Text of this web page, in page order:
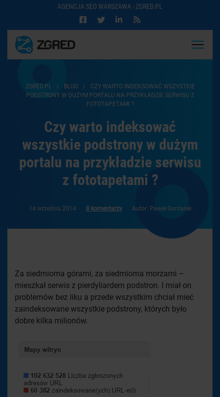
AGENCJA SEO WARSZAWA - ZGRED.PL
ZGRED.PL / BLOG /
CZY WARTO INDEKSOWAĆ WSZYSTKIE
PODSTRONY W DUŻYM PORTALU NA PRZYKŁADZIE SERWISU Z
FOTOTAPETAMI ?
Czy warto indeksować
wszystkie podstrony w dużym
portalu na przykładzie serwisu
z fototapetami ?
14 września 2014 8 komentarzy Autor: Paweł Gontarek
Za siedmioma górami, za siedmioma morzami –
mieszkał serwis z pierdyliardem podstron. I miał on
problemów bez liku a przede wszystkim chciał mieć
zaindeksowane wszystkie podstrony, których było
dobre kilka milionów.